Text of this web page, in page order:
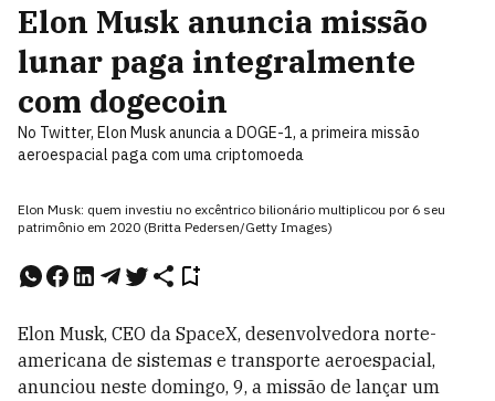
Elon Musk anuncia missão
lunar paga integralmente
com dogecoin
No Twitter, Elon Musk anuncia a DOGE-1, a primeira missão
aeroespacial paga com uma criptomoeda
Elon Musk: quem investiu no excêntrico bilionário multiplicou por 6 seu
patrimônio em 2020 (Britta Pedersen/Getty Images)
Elon Musk, CEO da SpaceX, desenvolvedora norte-
americana de sistemas e transporte aeroespacial,
anunciou neste domingo, 9, a missão de lançar um